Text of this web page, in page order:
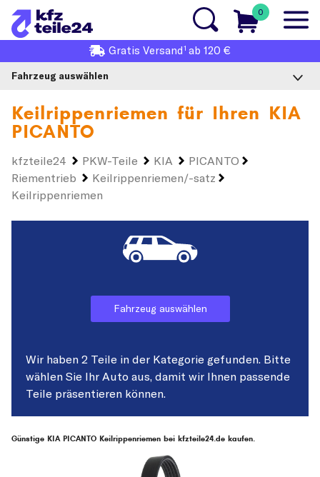
0
Gratis Versand1 ab 120 €
Fahrzeug auswählen
Keilrippenriemen für Ihren KIA
PICANTO
kfzteile24 PKW-Teile KIA
PICANTO
Riementrieb
Keilrippenriemen/-satz
Keilrippenriemen
Fahrzeug auswählen
Wir haben 2 Teile in der Kategorie gefunden. Bitte
wählen Sie Ihr Auto aus, damit wir Ihnen passende
Teile präsentieren können.
Günstige KIA PICANTO Keilrippenriemen bei kfzteile24.de kaufen.